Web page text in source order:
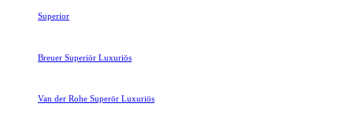
Superior
Breuer Superiör Luxuriös
Van der Rohe Superör Luxuriös